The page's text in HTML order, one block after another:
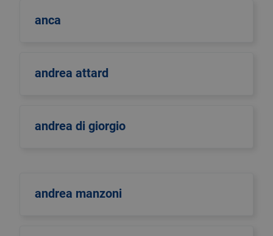
anca
andrea attard
andrea di giorgio
andrea manzoni